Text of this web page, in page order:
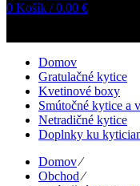
0 Košík /0.00 €
Domov
Gratulačné kytice
Kvetinové boxy
Smútočné kytice a
Netradičné kytice
Doplnky ku
Domov⁄
Obchod ⁄